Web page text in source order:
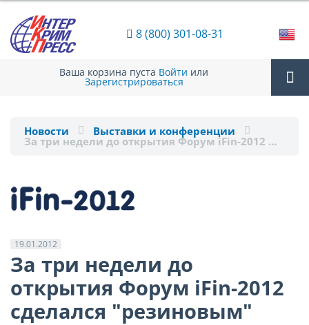
8 (800) 301-08-31
Ваша корзина пуста Войти или
Зарегистрироваться
Новости Выставки и конференции
За три недели до открытия Форум iFin-2012 …
19.01.2012
За три недели до
открытия Форум iFin-2012
сделался "резиновым"